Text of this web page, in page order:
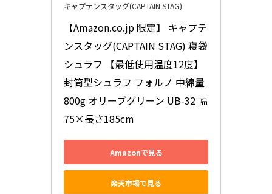
キャプテンスタッグ(CAPTAIN STAG)
【Amazon.co.jp 限定】 キャプテ
ンスタッグ(CAPTAIN STAG) 寝袋
シュラフ 【最低使用温度12度】
封筒型シュラフ フォルノ 中綿量
800g オリーブグリーン UB-32 幅
75×長さ185cm
Amazonで見る
楽天市場で見る